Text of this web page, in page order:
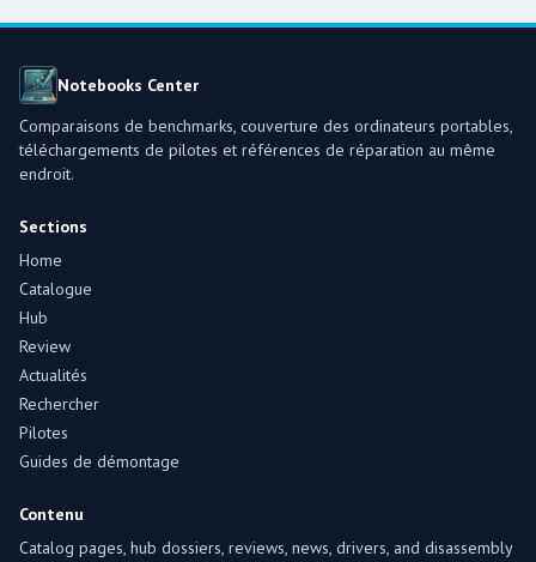
Notebooks Center
Comparaisons de benchmarks, couverture des ordinateurs portables,
téléchargements de pilotes et références de réparation au même
endroit.
Sections
Home
Catalogue
Hub
Review
Actualités
Rechercher
Pilotes
Guides de démontage
Contenu
Catalog pages, hub dossiers, reviews, news, drivers, and disassembly